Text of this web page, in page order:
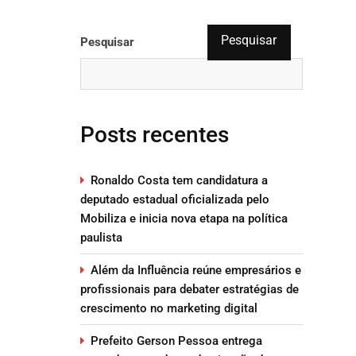
Pesquisar Pesquisar
Posts recentes
Ronaldo Costa tem candidatura a
deputado estadual oficializada pelo
Mobiliza e inicia nova etapa na política
paulista
Além da Influência reúne empresários e
profissionais para debater estratégias de
crescimento no marketing digital
Prefeito Gerson Pessoa entrega